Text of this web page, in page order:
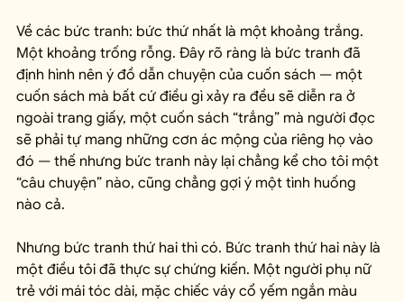
Về các bức tranh: bức thứ nhất là một khoảng trắng.
Một khoảng trống rỗng. Đây rõ ràng là bức tranh đã
định hình nên ý đồ dẫn chuyện của cuốn sách — một
cuốn sách mà bất cứ điều gì xảy ra đều sẽ diễn ra ở
ngoài trang giấy, một cuốn sách “trắng” mà người đọc
sẽ phải tự mang những cơn ác mộng của riêng họ vào
đó — thế nhưng bức tranh này lại chẳng kể cho tôi một
“câu chuyện” nào, cũng chẳng gợi ý một tình huống
nào cả.
Nhưng bức tranh thứ hai thì có. Bức tranh thứ hai này là
một điều tôi đã thực sự chứng kiến. Một người phụ nữ
trẻ với mái tóc dài, mặc chiếc váy cổ yếm ngắn màu